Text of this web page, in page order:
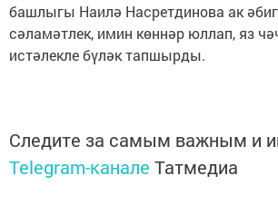
башлыгы Наилә Насретдинова ак
сәламәтлек, имин көннәр юллап, яз
истәлекле бүләк тапшырды.
Следите за самым важным и
Telegram-канале Татмедиа